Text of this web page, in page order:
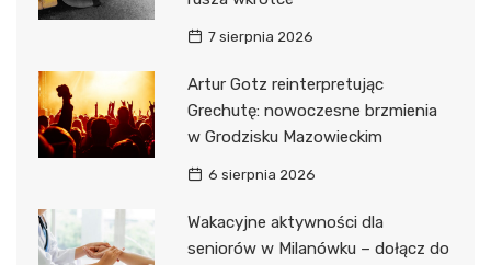
7 sierpnia 2026
Artur Gotz reinterpretując
Grechutę: nowoczesne brzmienia
w Grodzisku Mazowieckim
6 sierpnia 2026
Wakacyjne aktywności dla
seniorów w Milanówku – dołącz do